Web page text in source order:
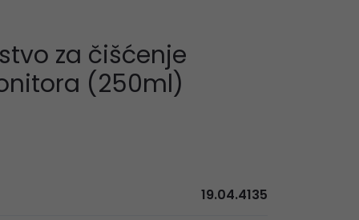
za čišćenje
(250ml)
19.04.4135